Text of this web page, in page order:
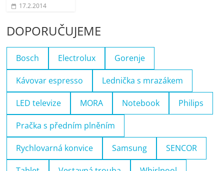
17.2.2014
DOPORUČUJEME
Bosch Electrolux Gorenje
Kávovar espresso Lednička s mrazákem
LED televize MORA Notebook Philips
Pračka s předním plněním
Rychlovarná konvice Samsung SENCOR